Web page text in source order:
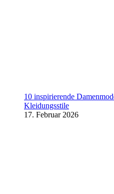
10 inspirierende
Kleidungsstile
17. Februar 2026